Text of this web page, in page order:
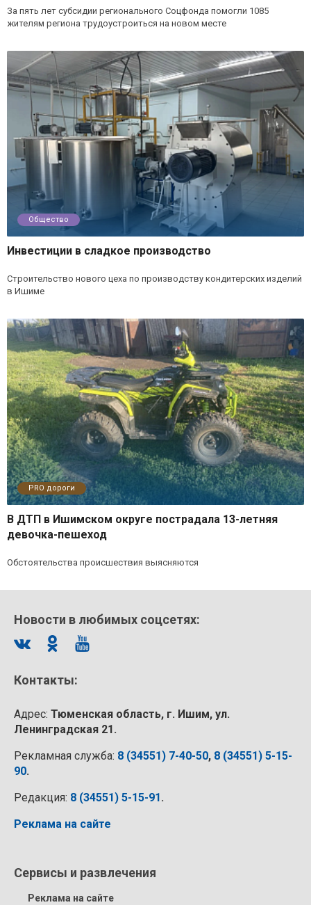
За пять лет субсидии регионального Соцфонда помогли 1085
жителям региона трудоустроиться на новом месте
Общество
Инвестиции в сладкое производство
Строительство нового цеха по производству кондитерских изделий
в Ишиме
PRO дороги
В ДТП в Ишимском округе пострадала 13-летняя
девочка-пешеход
Обстоятельства происшествия выясняются
Новости в любимых соцсетях:
Контакты:
Адрес: Тюменская область, г. Ишим, ул.
Ленинградская 21.
Рекламная служба: 8 (34551) 7-40-50, 8 (34551) 5-15-
90.
Редакция: 8 (34551) 5-15-91.
Реклама на сайте
Сервисы и развлечения
Реклама на сайте